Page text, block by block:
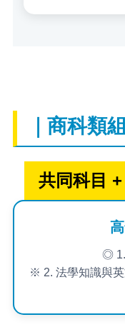
｜商科類
共同科目
◎ 1.
※ 2. 法學知識與